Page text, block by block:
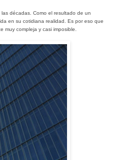
décadas. Como el resultado de un
en su cotidiana realidad. Es por eso que
muy compleja y casi imposible.